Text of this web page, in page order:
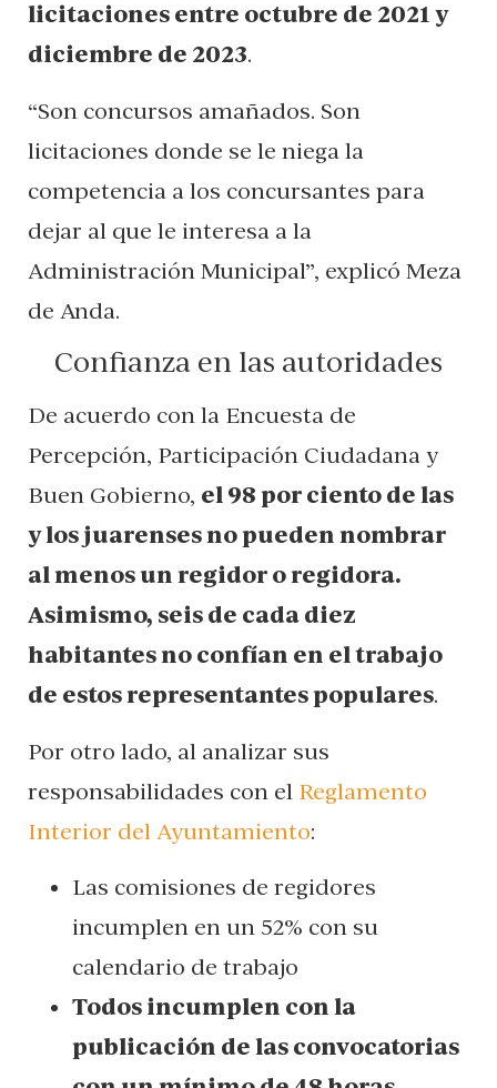
licitaciones entre octubre de 2021 y
diciembre de 2023.
“Son concursos amañados. Son
licitaciones donde se le niega la
competencia a los concursantes para
dejar al que le interesa a la
Administración Municipal”, explicó Meza
de Anda.
Confianza en las autoridades
De acuerdo con la Encuesta de
Percepción, Participación Ciudadana y
Buen Gobierno, el 98 por ciento de las
y los juarenses no pueden nombrar
al menos un regidor o regidora.
Asimismo, seis de cada diez
habitantes no confían en el trabajo
de estos representantes populares.
Por otro lado, al analizar sus
responsabilidades con el Reglamento
Interior del Ayuntamiento:
Las comisiones de regidores
incumplen en un 52% con su
calendario de trabajo
Todos incumplen con la
publicación de las convocatorias